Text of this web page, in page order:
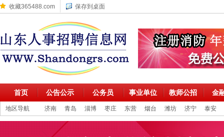
收藏365488.com 保存到桌面
首页 公告公示 公务员 事业单位 教师公招 金
地区导航 济南 青岛 淄博 枣庄 东营 烟台 潍坊 济宁 泰安